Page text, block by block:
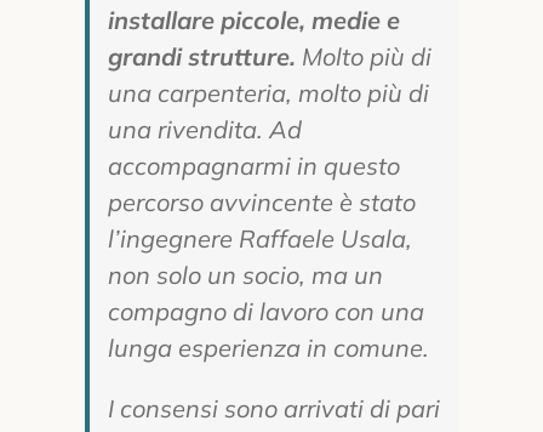
installare piccole, medie e
grandi strutture. Molto più di
una carpenteria, molto più di
una rivendita. Ad
accompagnarmi in questo
percorso avvincente è stato
l’ingegnere Raffaele Usala,
non solo un socio, ma un
compagno di lavoro con una
lunga esperienza in comune.
I consensi sono arrivati di pari